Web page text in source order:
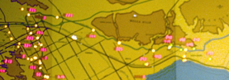
STAFF
SCIENTIFIC FIELDS
TEAMS
RECRUITMENT